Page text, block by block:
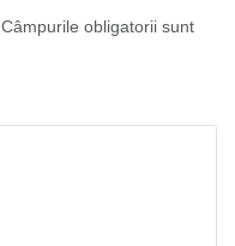
Câmpurile obligatorii sunt